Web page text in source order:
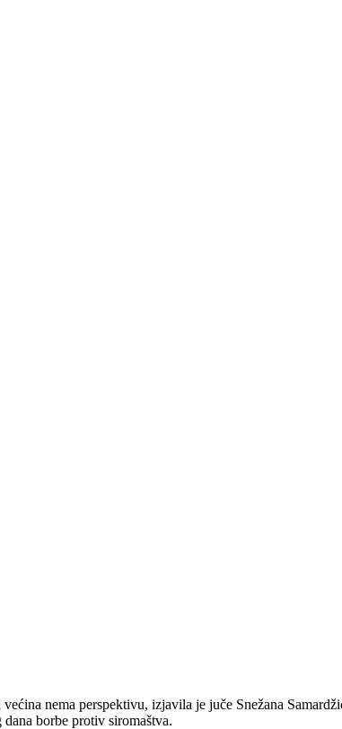
nema perspektivu, izjavila je juče Snežana
borbe protiv siromaštva.